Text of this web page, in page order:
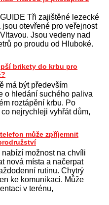
Tři zajištěné lezecké
jsou otevřené pro veřejnost
Jsou vedeny nad
po proudu od Hluboké.
brikety do krbu pro
má být především
o hledání suchého paliva
roztápění krbu. Po
nejrychleji vyhřát dům,
může zpříjemnit
nabízí možnost na chvíli
nová místa a načerpat
rutinu. Chytrý
ke komunikaci. Může
v terénu,